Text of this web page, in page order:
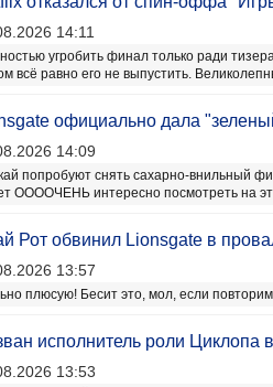
14:11
угробить финал только ради
всё равно его не выпустить.
официально дала
14:09
попробуют снять сахарно-внильный
ООООЧЕНЬ интересно посмотреть на
Рот обвинил Lionsgate в
13:57
плюсую! Бесит это, мол, если
исполнитель роли Циклопа
13:53